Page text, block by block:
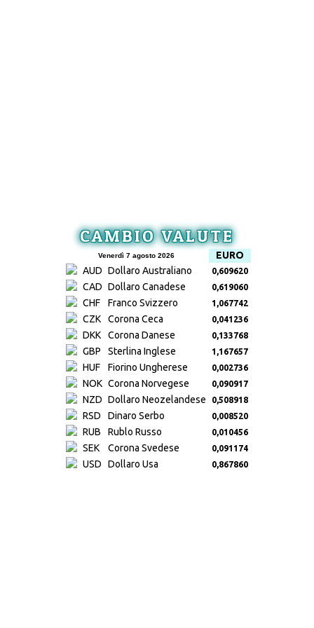
CAMBIO VALUTE
Venerdì 7 agosto 2026
EURO
AUD Dollaro Australiano 0,609620
CAD Dollaro Canadese 0,619060
CHF Franco Svizzero 1,067742
CZK Corona Ceca 0,041236
DKK Corona Danese 0,133768
GBP Sterlina Inglese 1,167657
HUF Fiorino Ungherese 0,002736
NOK Corona Norvegese 0,090917
NZD Dollaro Neozelandese 0,508918
RSD Dinaro Serbo 0,008520
RUB Rublo Russo 0,010456
SEK Corona Svedese 0,091174
USD Dollaro Usa 0,867860